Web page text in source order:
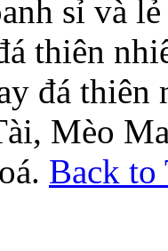
sỉ và
thiên
đá thiên
Mèo
Back to